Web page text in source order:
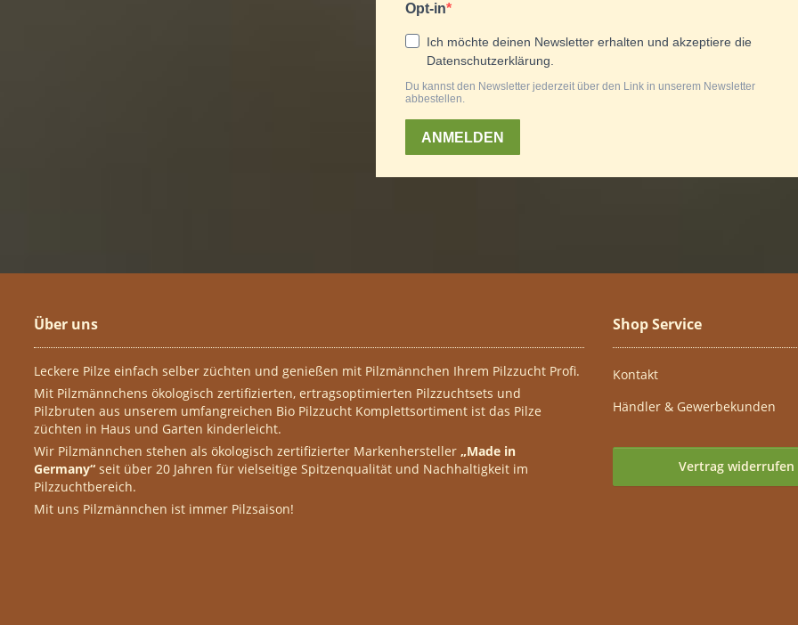
Über uns
Leckere Pilze einfach selber züchten und genießen mit Pilzmännchen Ihrem Pilzzucht Profi.
Mit Pilzmännchens ökologisch zertifizierten, ertragsoptimierten Pilzzuchtsets und
Pilzbruten aus unserem umfangreichen Bio Pilzzucht Komplettsortiment ist das Pilze
züchten in Haus und Garten kinderleicht.
Wir Pilzmännchen stehen als ökologisch zertifizierter Markenhersteller „Made in
Germany“ seit über 20 Jahren für vielseitige Spitzenqualität und Nachhaltigkeit im
Pilzzuchtbereich.
Mit uns Pilzmännchen ist immer Pilzsaison!
Shop Service
Kontakt
Händler & Gewerbekunden
Vertrag widerrufen